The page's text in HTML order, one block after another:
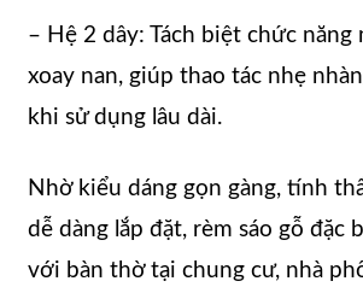
– Hệ 2 dây: Tách biệt chức năng
xoay nan, giúp thao tác nhẹ
khi sử dụng lâu dài.
Nhờ kiểu dáng gọn gàng, tính
dễ dàng lắp đặt, rèm sáo gỗ đặc
với bàn thờ tại chung cư, nhà